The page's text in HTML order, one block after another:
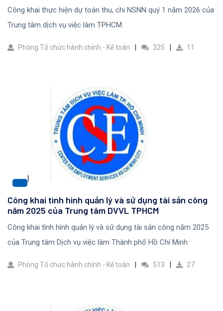
Công khai thực hiện dự toán thu, chi NSNN quý 1 năm 2026 của
Trung tâm dịch vụ việc làm TPHCM.
Phòng Tổ chức hành chính - Kế toán 325 11
Công khai tình hình quản lý và sử dụng tài sản công
năm 2025 của Trung tâm DVVL TPHCM
Công khai tình hình quản lý và sử dụng tài sản công năm 2025
của Trung tâm Dịch vụ việc làm Thành phố Hồ Chí Minh
Phòng Tổ chức hành chính - Kế toán 513 27